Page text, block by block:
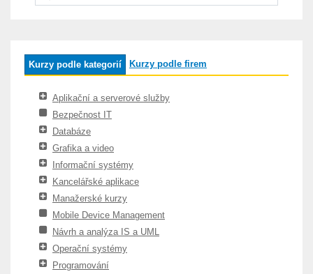
Kurzy podle kategorií Kurzy podle firem
Aplikační a serverové služby
Bezpečnost IT
Databáze
Grafika a video
Informační systémy
Kancelářské aplikace
Manažerské kurzy
Mobile Device Management
Návrh a analýza IS a UML
Operační systémy
Programování